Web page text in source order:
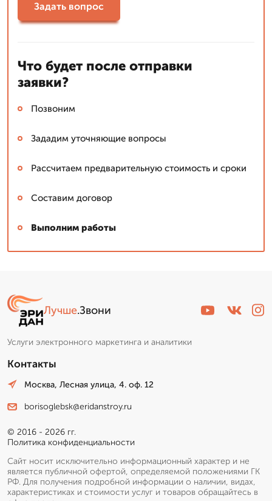
Задать вопрос
Что будет после отправки
заявки?
Позвоним
Зададим уточняющие вопросы
Рассчитаем предварительную стоимость и сроки
Составим договор
Выполним работы
Лучше.Звони
Услуги электронного маркетинга и аналитики
Контакты
Москва, Лесная улица, 4. оф. 12
borisoglebsk@eridanstroy.ru
© 2016 - 2026 гг.
Политика конфиденциальности
Сайт носит исключительно информационный характер и не
является публичной офертой, определяемой положениями ГК
РФ. Для получения подробной информации о наличии, видах,
характеристиках и стоимости услуг и товаров обращайтесь в